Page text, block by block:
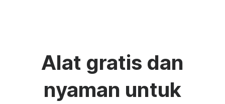
Alat gratis dan
nyaman untuk